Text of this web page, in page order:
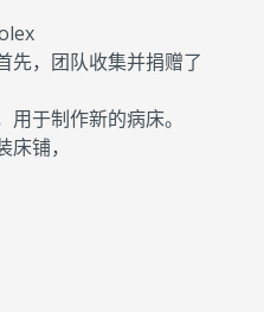
先，团队收集并捐赠了
于制作新的病床。
铺，